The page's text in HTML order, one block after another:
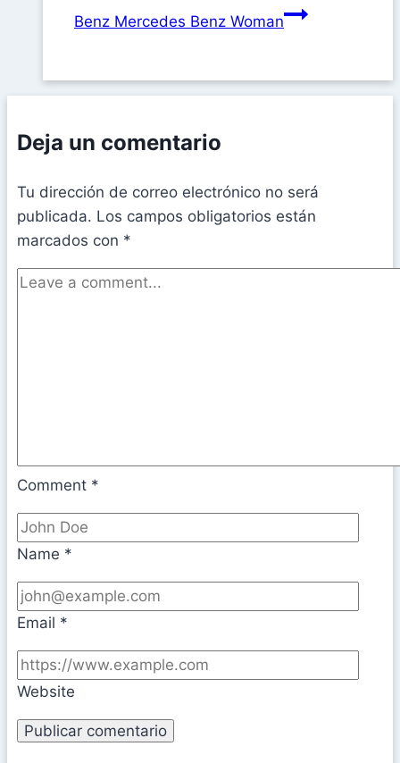
Benz Mercedes Benz Woman
Deja un comentario
Tu dirección de correo electrónico no será
publicada. Los campos obligatorios están
marcados con *
Comment *
Name *
Email *
Website